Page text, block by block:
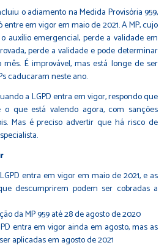
o adiamento na Medida Provisória 959,
em vigor em maio de 2021. A MP, cujo
auxílio emergencial, perde a validade em
perde a validade e pode determinar
É improvável, mas está longe de ser
caducaram neste ano.
a LGPD entra em vigor, respondo que
que está valendo agora, com sanções
Mas é preciso advertir que há risco de
entra em vigor em maio de 2021, e as
descumprirem podem ser cobradas a
da MP 959 até 28 de agosto de 2020
entra em vigor ainda em agosto, mas as
aplicadas em agosto de 2021